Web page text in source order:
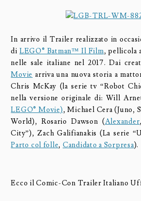
In arrivo il Trailer realizzato in
di LEGO® Batman™ Il Film, pellicola
nelle sale italiane nel 2017. Dai
Movie arriva una nuova storia a
Chris McKay (la serie tv “Robot
nella versione originale di: Will
LEGO® Movie), Michael Cera (Juno,
World), Rosario Dawson (Alexander
City”), Zach Galifianakis (La serie
Parto col folle, Candidato a Sorpresa).
Ecco il Comic-Con Trailer Italiano